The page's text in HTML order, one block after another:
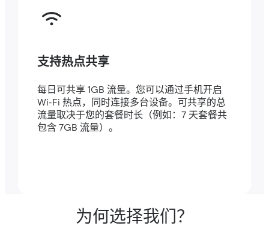
支持热点共享
每日可共享 1GB 流量。您可以通过手机开启
Wi-Fi 热点，同时连接多台设备。可共享的总
流量取决于您的套餐时长（例如：7 天套餐共
包含 7GB 流量）。
为何选择我们？